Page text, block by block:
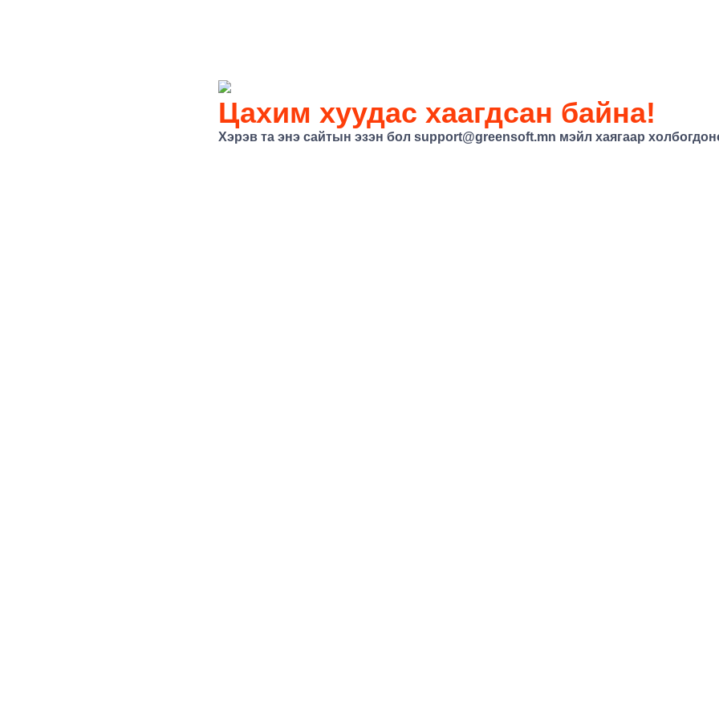
Цахим хуудас хаагдсан байна!
Хэрэв та энэ сайтын эзэн бол support@greensoft.mn мэйл хаягаар